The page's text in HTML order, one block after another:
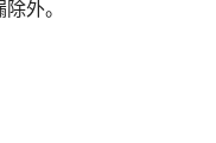
外。
您答疑解惑。